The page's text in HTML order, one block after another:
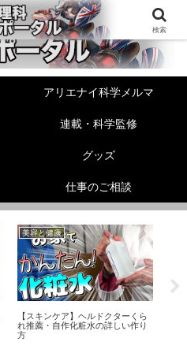
アリエナイ科学メルマ
連載・科学監修
グッズ
仕事のご相談
美容と健康
【スキンケア】ヘルドクターくら
れ推薦・自作化粧水の詳しい作り
方
検索